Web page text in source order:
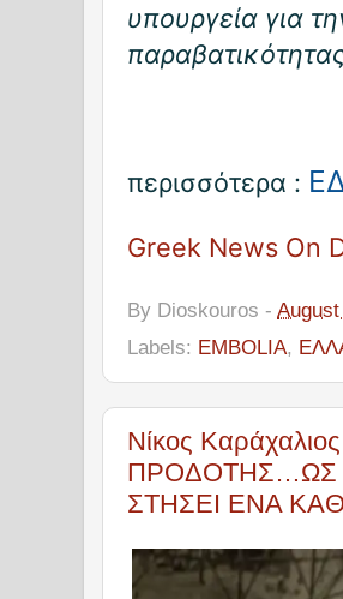
υπουργεία για
περισσότερα :
Greek News On
By Dioskouros -
Labels: EMBOLIA,
Νίκος
ΠΡΟΔΟΤΗΣ…ΩΣ
ΣΤΗΣΕΙ ΕΝΑ